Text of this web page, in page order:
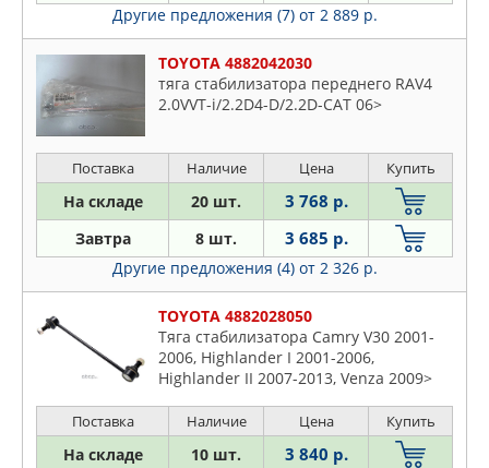
Sienta
Solara
Starlet
Supra
Sw4
Town
Tundra
Urban
Verso
Windom
Другие предложения (7) от 2 889 р.
TOYOTA 4882042030
тяга стабилизатора переднего RAV4
2.0VVT-i/2.2D4-D/2.2D-CAT 06>
Поставка Наличие Цена Купить
На складе 20 шт. 3 768 р.
Завтра 8 шт. 3 685 р.
Другие предложения (4) от 2 326 р.
TOYOTA 4882028050
Тяга стабилизатора Camry V30 2001-
2006, Highlander I 2001-2006,
Highlander II 2007-2013, Venza 2009>
Поставка Наличие Цена Купить
На складе 10 шт. 3 840 р.